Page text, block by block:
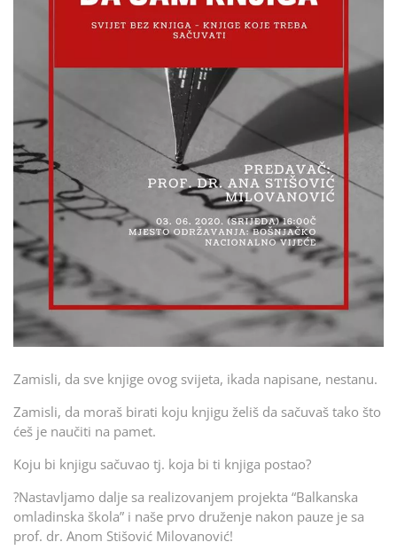
Zamisli, da sve knjige ovog svijeta, ikada napisane, nestanu.
Zamisli, da moraš birati koju knjigu želiš da sačuvaš tako što
ćeš je naučiti na pamet.
Koju bi knjigu sačuvao tj. koja bi ti knjiga postao?
?Nastavljamo dalje sa realizovanjem projekta “Balkanska
omladinska škola” i naše prvo druženje nakon pauze je sa
prof. dr. Anom Stišović Milovanović!